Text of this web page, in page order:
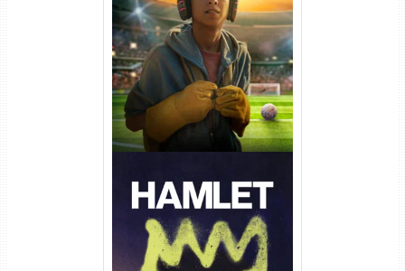
Torrent (2026) WEB-DL 1080p
Dual Áudio